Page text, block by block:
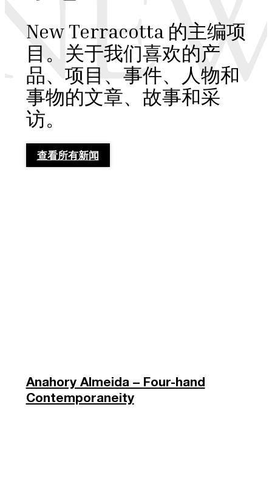
New Terracotta 的主编项
目。关于我们喜欢的产
品、项目、事件、人物和
事物的文章、故事和采
访。
查看所有新闻
Anahory Almeida – Four-hand
Contemporaneity